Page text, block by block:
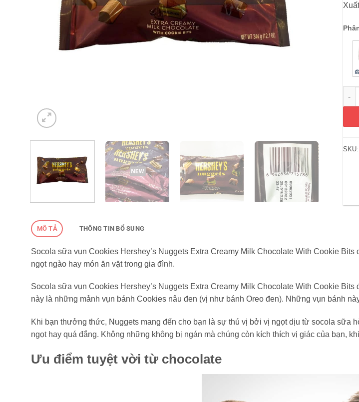
SKU:
MÔ TẢ THÔNG TIN BỔ SUNG
Socola sữa vụn Cookies Hershey’s Nuggets Extra Creamy Milk Chocolate With Cookie
ngọt ngào hay món ăn vặt trong gia đình.
Socola sữa vụn Cookies Hershey’s Nuggets Extra Creamy Milk Chocolate With Cookie
này là những mảnh vụn bánh Cookies nâu đen (vị như bánh Oreo đen). Những vụn bánh
Khi bạn thưởng thức, Nuggets mang đến cho bạn là sự thú vị bởi vị ngọt dịu từ socola sữa
ngọt hay quá đắng. Không những không bị ngán mà chúng còn kích thích vị giác của bạn,
Ưu điểm tuyệt vời từ chocolate